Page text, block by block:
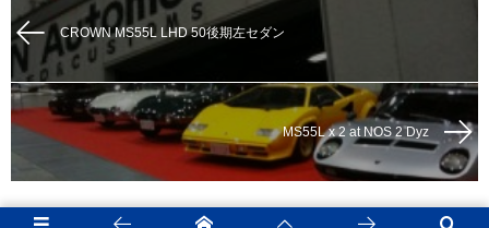
CROWN MS55L LHD 50後期左セダン
MS55L x 2 at NOS 2 Dyz